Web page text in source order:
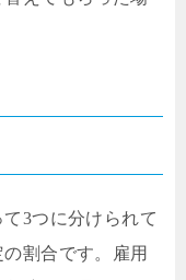
3つに分けられて
割合です。雇用